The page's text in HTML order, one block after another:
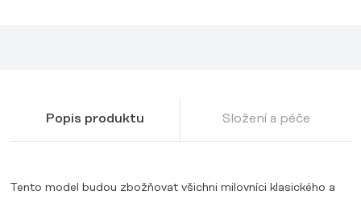
Popis produktu Složení a péče
Tento model budou zbožňovat všichni milovníci klasického a